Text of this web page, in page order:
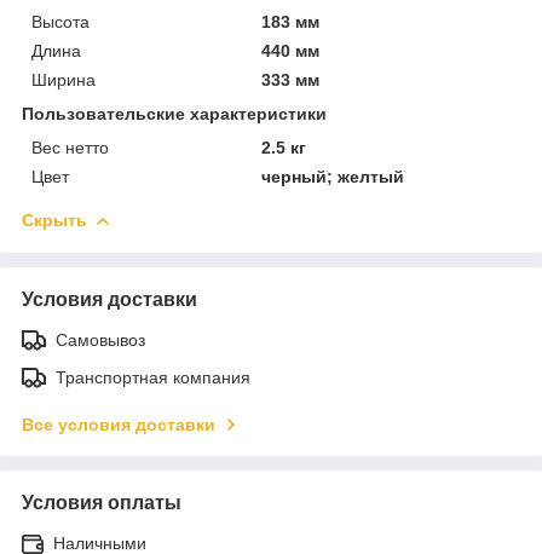
Высота
183 мм
Длина
440 мм
Ширина
333 мм
Пользовательские характеристики
Вес нетто
2.5 кг
Цвет
черный; желтый
Скрыть
Условия доставки
Самовывоз
Транспортная компания
Все условия доставки
Условия оплаты
Наличными